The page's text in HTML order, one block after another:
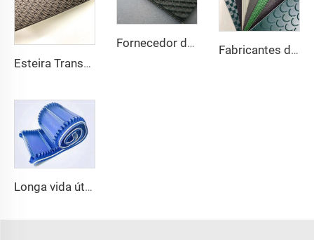
Esteira Transportadora de Polimento com Diamante em PVC para Máquina Industrial de Rastreamento da China
Fornecedor da China, cinta para esteira rolante em PVC lisa, silenciosa, estável e antiderrapante Fabricantes de Fábrica na China, Correia Transportadora de Poliéster PU, PVC, PVK Personalizada
Longa vida útil, custo eficaz, qualidade chinesa, esteira transportadora de 3,1 mm em rolo, PVC 3,5 mm, branca, para alimentos, sem fim